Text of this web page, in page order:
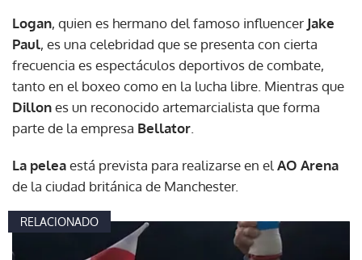
Logan, quien es hermano del famoso influencer Jake
Paul, es una celebridad que se presenta con cierta
frecuencia es espectáculos deportivos de combate,
tanto en el boxeo como en la lucha libre. Mientras que
Dillones un reconocido artemarcialista que forma
parte de la empresa Bellator
La peleaestá prevista para realizarse en el AO Arena
de la ciudad británica de Manchester.
RELACIONADO